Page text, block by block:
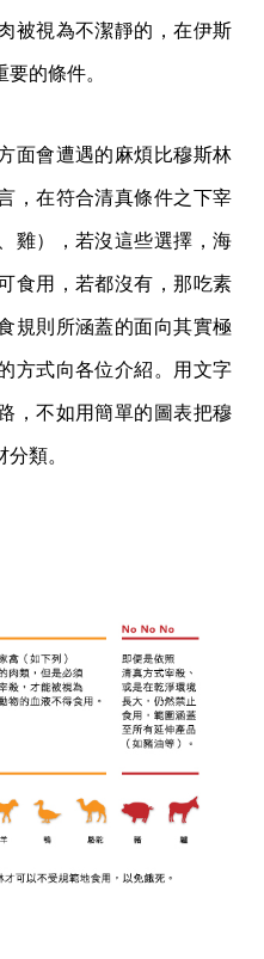
被視為不潔靜的，在伊斯
的條件。
面會遭遇的麻煩比穆斯林
，在符合清真條件之下宰
雞），若沒這些選擇，海
食用，若都沒有，那吃素
規則所涵蓋的面向其實極
方式向各位介紹。用文字
，不如用簡單的圖表把穆
類。